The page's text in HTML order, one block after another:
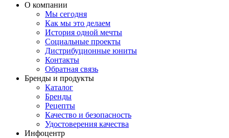
О компании
Мы сегодня
Как мы это делаем
История одной мечты
Социальные проекты
Дистрибуционные юниты
Контакты
Обратная связь
Бренды и продукты
Каталог
Бренды
Рецепты
Качество и безопасность
Удостоверения качества
Инфоцентр